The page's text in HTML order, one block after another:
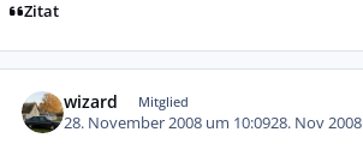
Zitat
wizard Mitglied
28. November 2008 um 10:0928. Nov 2008